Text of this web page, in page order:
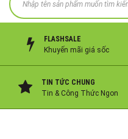
FLASHSALE
Khuyến mãi giá sốc
TIN TỨC CHUNG
Tin & Công Thức Ngon